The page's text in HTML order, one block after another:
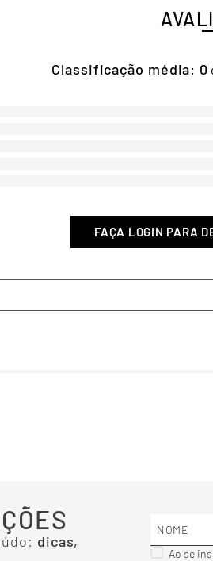
Classificação média: 0
dicas,
Ao se